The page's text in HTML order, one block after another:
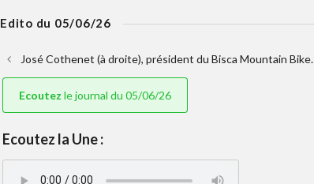
Edito du 05/06/26
José Cothenet (à droite), président du Bisca Mountain
Ecoutez le journal du 05/06/26
Ecoutez la Une :